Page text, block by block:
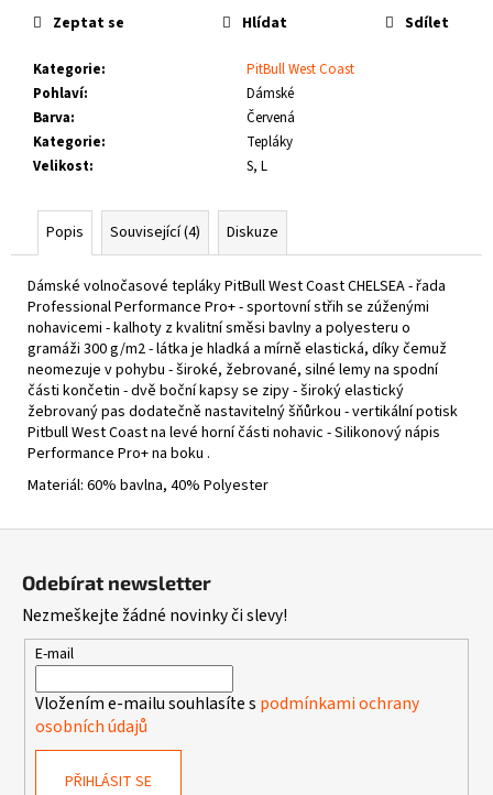
Kategorie:
PitBull West Coast
Pohlaví:
Dámské
Barva:
Červená
Kategorie:
Tepláky
Velikost: S, L
Zeptat se Hlídat Sdílet
Popis Související (4) Diskuze
Dámské volnočasové tepláky PitBull West CoastCHELSEA - řada
Professional Performance Pro+ - sportovní střih se zúženými
nohavicemi - kalhoty z kvalitní směsi bavlny a polyesteru o
gramáži 300 g/m2 - látka je hladká a mírně elastická, díky čemuž
neomezuje v pohybu - široké, žebrované, silné lemy na spodní
části končetin - dvě boční kapsy se zipy - široký elastický
žebrovaný pas dodatečně nastavitelný šňůrkou - vertikální potisk
Pitbull West Coast na levé horní části nohavic - Silikonový nápis
Performance Pro+ na boku .
Materiál: 60% bavlna, 40% Polyester
STEINAR
LEDVINKA
GUNGNIR
T.S.
LOGO
Kč
Odebírat newsletter
Nezmeškejte žádné novinky či slevy!
E-mail
Vložením e-mailu souhlasíte s podmínkami ochrany
osobních údajů
PŘIHLÁSIT SE